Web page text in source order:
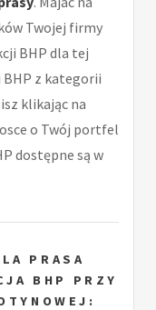
Twojej firmy
BHP dla tej
z kategorii
klikając na
o Twój portfel
dostępne są w
PRASA
BHP PRZY